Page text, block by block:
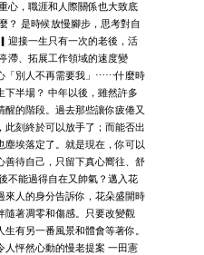
心，職涯和人際關係也大致底
？ 是時候放慢腳步，思考對自
迎接一生只有一次的老後，活
滯、拓展工作領域的速度變
「別人不再需要我」⋯⋯什麼時
下半場？ 中年以後，雖然許多
的階段。過去那些讓你疲倦又
此刻終於可以放手了；而能否出
塵埃落定了。就是現在，你可以
善待自己，只留下真心嚮往、舒
不能過得自在又帥氣？邁入花
來人的身分告訴你，花朵盛開時
隨著凋零和傷感。只要改變觀
有另一番風景和體會等著你。
怦然心動的慢老提案 一田憲